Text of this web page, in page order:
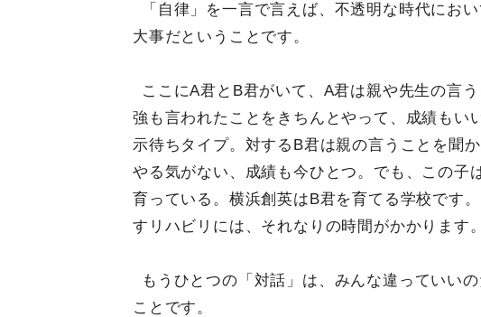
「自律」を一言で言えば、不透明な時代にお
大事だということです。
ここにA君とB君がいて、A君は親や先生の言
強も言われたことをきちんとやって、成績もい
示待ちタイプ。対するB君は親の言うことを聞
やる気がない、成績も今ひとつ。でも、この子
育っている。横浜創英はB君を育てる学校です
すリハビリには、それなりの時間がかかります
もうひとつの「対話」は、みんな違っていい
ことです。